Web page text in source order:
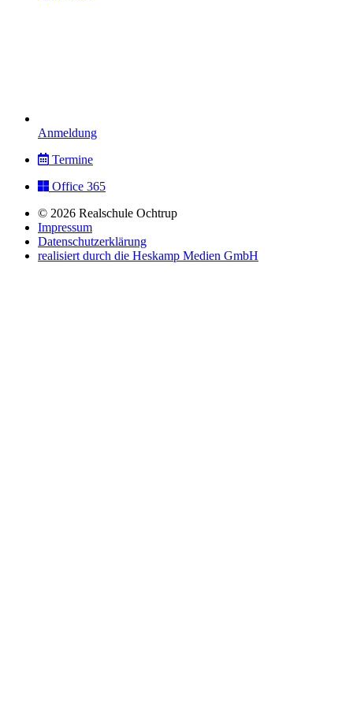
Anmeldung
Termine
Office 365
© 2026 Realschule Ochtrup
Impressum
Datenschutzerklärung
realisiert durch die Heskamp Medien GmbH